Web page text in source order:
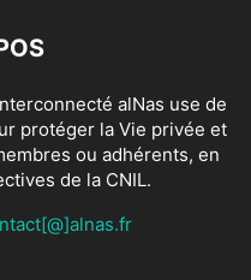
alNas use de
protéger la Vie privée et
ou adhérents, en
de la CNIL.